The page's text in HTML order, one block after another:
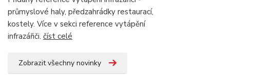
průmyslové haly, předzahrádky restaurací,
kostely. Více v sekci reference vytápění
infrazářiči. číst celé
Zobrazit všechny novinky